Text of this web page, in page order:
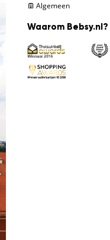
Algemeen
Waarom Bebsy.nl?